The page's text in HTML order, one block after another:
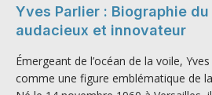
Yves Parlier : Biographie
audacieux et innovateur
Émergeant de l’océan de la voile,
comme une figure emblématique de